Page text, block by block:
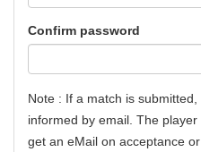
Confirm password
Note : If a match is
informed by email. The
get an eMail on acceptance